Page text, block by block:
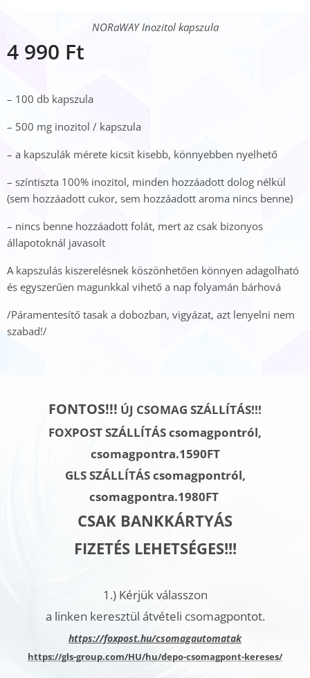
NORaWAY Inozitol kapszula
4 990 Ft
– 100 db kapszula
– 500 mg inozitol / kapszula
– a kapszulák mérete kicsit kisebb, könnyebben nyelhető
– színtiszta 100% inozitol, minden hozzáadott dolog nélkül
(sem hozzáadott cukor, sem hozzáadott aroma nincs benne)
– nincs benne hozzáadott folát, mert az csak bizonyos
állapotoknál javasolt
A kapszulás kiszerelésnek köszönhetően könnyen adagolható
és egyszerűen magunkkal vihető a nap folyamán bárhová
/Páramentesítő tasak a dobozban, vigyázat, azt lenyelni nem
szabad!/
FONTOS!!! ÚJ CSOMAG SZÁLLÍTÁS!!!
FOXPOST SZÁLLÍTÁS csomagpontról,
csomagpontra.1590FT
GLS SZÁLLÍTÁScsomagpontról,
csomagpontra.1980FT
CSAK BANKKÁRTYÁS
FIZETÉS LEHETSÉGES!!!
1.)Kérjük válasszon
a linken keresztül átvételi csomagpontot.
https://foxpost.hu/csomagautomatak
https://gls-group.com/HU/hu/depo-csomagpont-kereses/